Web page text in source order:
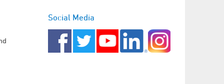
Social Media